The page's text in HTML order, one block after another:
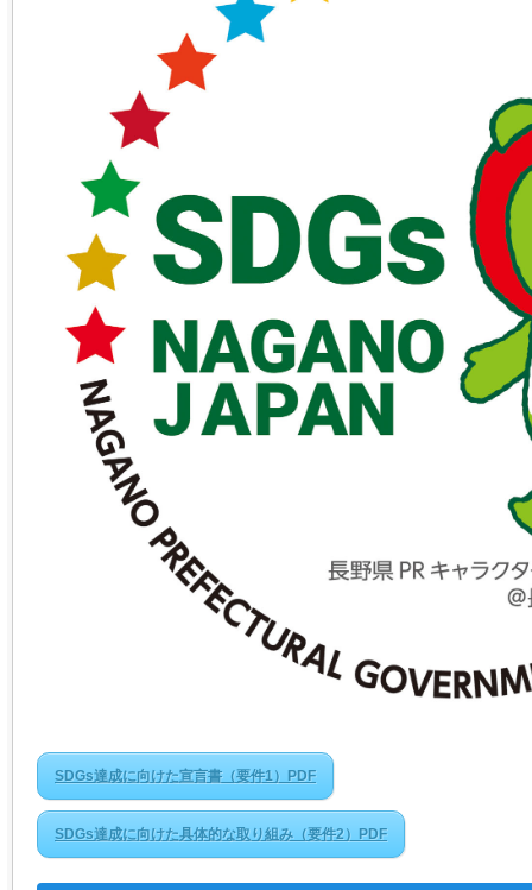
SDGs達成に向けた宣言書（要件1）PDF
SDGs達成に向けた具体的な取り組み（要件2）PDF